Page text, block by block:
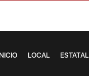
LOCAL ESTATAL